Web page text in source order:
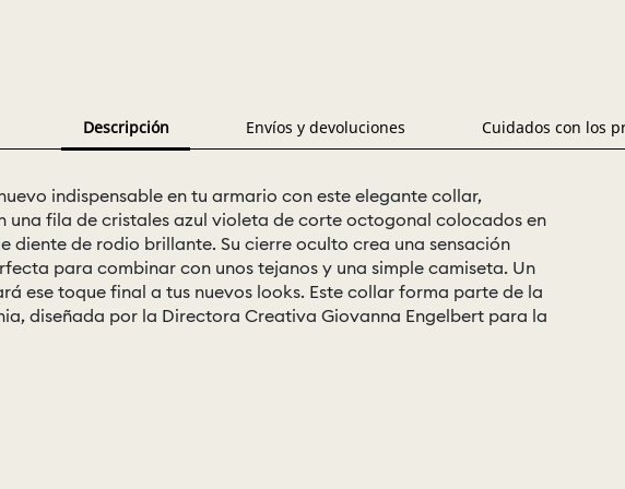
Descripción Envíos y devoluciones Cuidados con los
indispensable en tu armario con este elegante collar,
una fila de cristales azul violeta de corte octogonal colocados en
diente de rodio brillante. Su cierre oculto crea una sensación
para combinar con unos tejanos y una simple camiseta. Un
ese toque final a tus nuevos looks. Este collar forma parte de la
diseñada por la Directora Creativa Giovanna Engelbert para la